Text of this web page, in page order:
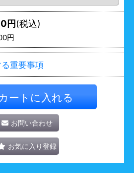
円(税込)
円
重要事項
ートに入れる
お問い合わせ
お気に入り登録